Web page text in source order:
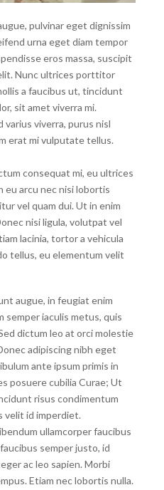
pulvinar eget dignissim
urna eget diam tempor
eros massa, suscipit
Nunc ultrices porttitor
a faucibus ut, tincidunt
sit amet viverra mi.
varius viverra, purus nisl
erat mi vulputate tellus.
consequat mi, eu ultrices
eu arcu nec nisi lobortis
vel quam dui. Ut in enim
nisi ligula, volutpat vel
lacinia, tortor a vehicula
tellus, eu elementum velit
augue, in feugiat enim
semper iaculis metus, quis
dictum leo at orci molestie
adipiscing nibh eget
ante ipsum primis in
posuere cubilia Curae; Ut
risus condimentum
velit id imperdiet.
ullamcorper faucibus
semper justo, id
ac leo sapien. Morbi
Etiam nec lobortis nulla.